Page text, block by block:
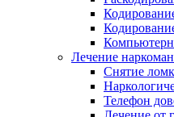
Лечение
Снятие
Телефон